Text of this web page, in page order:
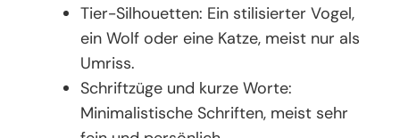
Tier-Silhouetten: Ein stilisierter Vogel,
ein Wolf oder eine Katze, meist nur als
Umriss.
Schriftzüge und kurze Worte:
Minimalistische Schriften, meist sehr